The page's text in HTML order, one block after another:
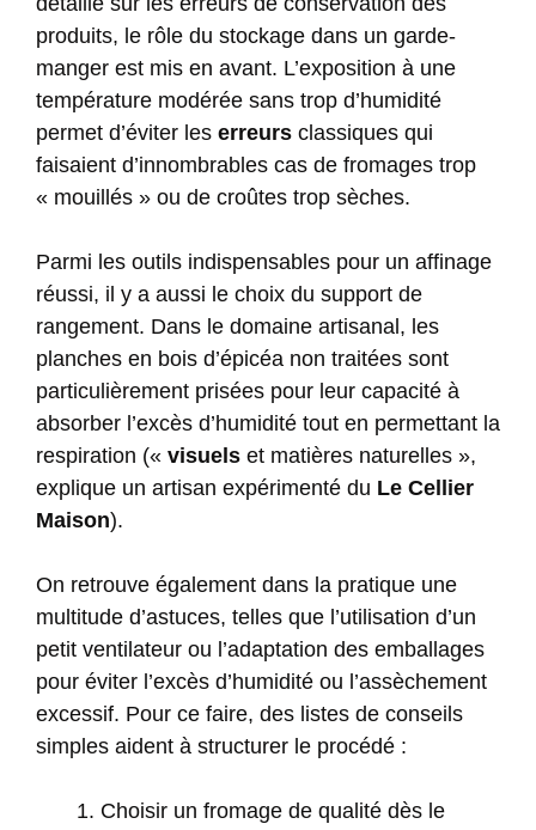
produits, le rôle du stockage dans un garde-
manger est mis en avant. L’exposition à une
température modérée sans trop d’humidité
permet d’éviter les erreurs classiques qui
faisaient d’innombrables cas de fromages trop
« mouillés » ou de croûtes trop sèches.
Parmi les outils indispensables pour un affinage
réussi, il y a aussi le choix du support de
rangement. Dans le domaine artisanal, les
planches en bois d’épicéa non traitées sont
particulièrement prisées pour leur capacité à
absorber l’excès d’humidité tout en permettant la
respiration (« visuels et matières naturelles »,
explique un artisan expérimenté du Le Cellier
Maison).
On retrouve également dans la pratique une
multitude d’astuces, telles que l’utilisation d’un
petit ventilateur ou l’adaptation des emballages
pour éviter l’excès d’humidité ou l’assèchement
excessif. Pour ce faire, des listes de conseils
simples aident à structurer le procédé :
Choisir un fromage de qualité dès le